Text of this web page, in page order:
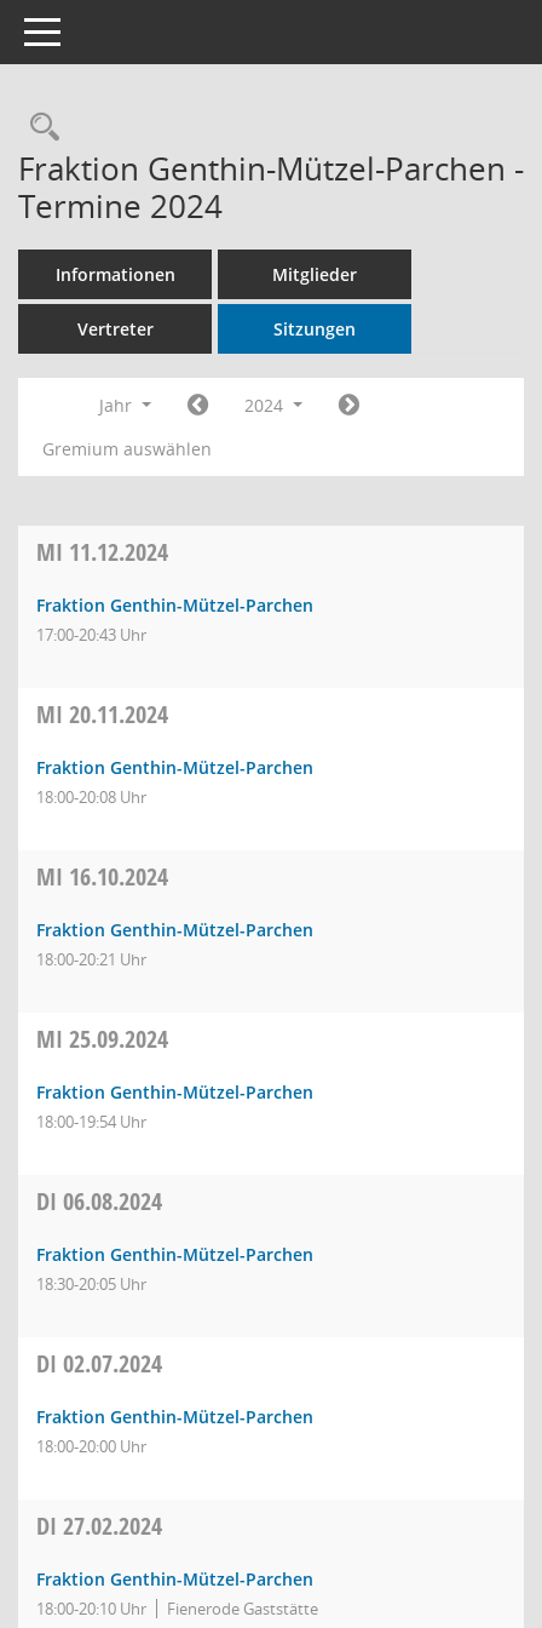
Toggle navigation
Rechercheauswahl
Fraktion Genthin-Mützel-Parchen -
Termine 2024
Informationen Mitglieder
Vertreter Sitzungen
Jahr
2024
Gremium auswählen
MI 11.12.2024
Fraktion Genthin-Mützel-Parchen
17:00-20:43 Uhr
MI 20.11.2024
Fraktion Genthin-Mützel-Parchen
18:00-20:08 Uhr
MI 16.10.2024
Fraktion Genthin-Mützel-Parchen
18:00-20:21 Uhr
MI 25.09.2024
Fraktion Genthin-Mützel-Parchen
18:00-19:54 Uhr
DI 06.08.2024
Fraktion Genthin-Mützel-Parchen
18:30-20:05 Uhr
DI 02.07.2024
Fraktion Genthin-Mützel-Parchen
18:00-20:00 Uhr
DI 27.02.2024
Fraktion Genthin-Mützel-Parchen
18:00-20:10 Uhr Fienerode Gaststätte